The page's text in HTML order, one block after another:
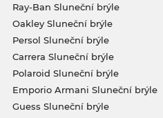
Ray-Ban Sluneční brýle
Oakley Sluneční brýle
Persol Sluneční brýle
Carrera Sluneční brýle
Polaroid Sluneční brýle
Emporio Armani Sluneční brýle
Guess Sluneční brýle